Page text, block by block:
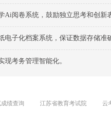
Ai阅卷系统，鼓励独立思考和创新
电子化档案系统，保证数据存储准
现考务管理智能化。
绩查询 江苏省教育考试院 云